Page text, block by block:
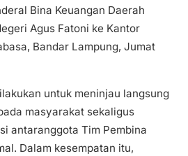
Bina Keuangan Daerah
Agus Fatoni ke Kantor
Bandar Lampung, Jumat
untuk meninjau langsung
masyarakat sekaligus
antaranggota Tim Pembina
Dalam kesempatan itu,